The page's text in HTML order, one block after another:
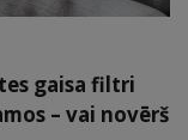
gaisa filtri
– vai novērš